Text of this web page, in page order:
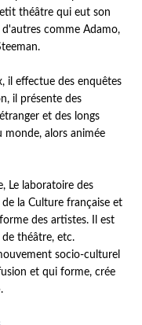
théâtre qui eut son
comme Adamo,
il effectue des enquêtes
il présente des
et des longs
monde, alors animée
Le laboratoire des
la Culture française et
des artistes. Il est
théâtre, etc.
socio-culturel
et qui forme, crée